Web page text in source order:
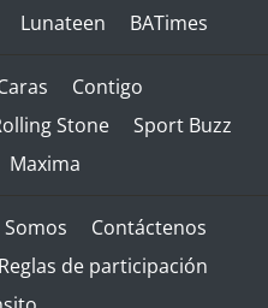
Lunateen BATimes
Contigo
Stone
Sport Buzz
Maxima
Contáctenos
Reglas de participación